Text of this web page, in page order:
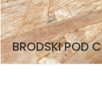
BRODSKI POD C